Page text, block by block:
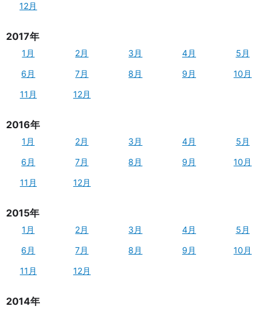
12月
2017年
1月 2月 3月 4月
5月
6月
7月 8月 9月
10月
11月
12月
2016年
1月 2月 3月 4月
5月
6月
7月 8月 9月
10月
11月
12月
2015年
1月 2月 3月 4月
5月
6月
7月 8月 9月
10月
11月
12月
2014年